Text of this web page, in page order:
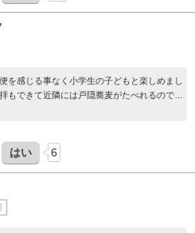
を感じる事なく小学生の子どもと楽しめまし
もできて近隣には戸隠蕎麦がたべれるので良
はい 6